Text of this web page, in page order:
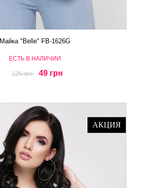
Майка "Belle" FB-1626G
ЕСТЬ В НАЛИЧИИ
125 грн 49 грн
АКЦИЯ